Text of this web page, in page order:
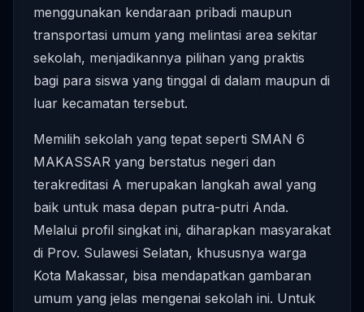
menggunakan kendaraan pribadi maupun
transportasi umum yang melintasi area sekitar
sekolah, menjadikannya pilihan yang praktis
bagi para siswa yang tinggal di dalam maupun di
luar kecamatan tersebut.
Memilih sekolah yang tepat seperti SMAN 6
MAKASSAR yang berstatus negeri dan
terakreditasi A merupakan langkah awal yang
baik untuk masa depan putra-putri Anda.
Melalui profil singkat ini, diharapkan masyarakat
di Prov. Sulawesi Selatan, khususnya warga
Kota Makassar, bisa mendapatkan gambaran
umum yang jelas mengenai sekolah ini. Untuk